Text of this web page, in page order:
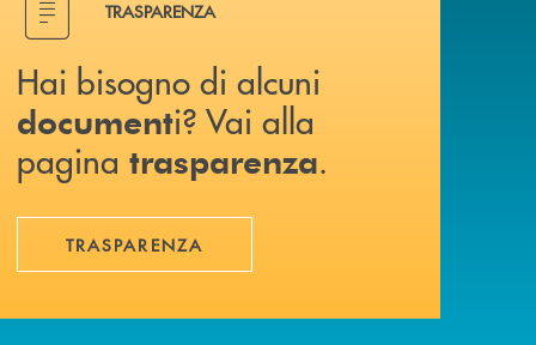
TRASPARENZA
Hai bisogno di alcuni
documenti? Vai alla
pagina trasparenza.
TRASPARENZA